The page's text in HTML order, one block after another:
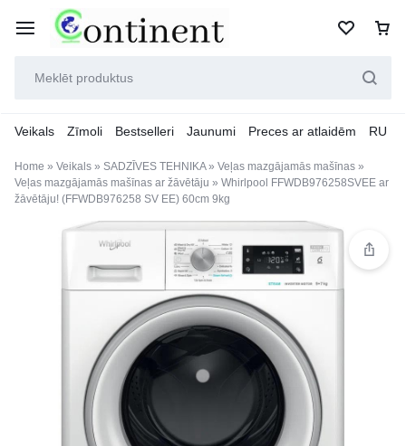
Veikals Zīmoli Bestselleri Jaunumi Preces ar atlaidēm RU
Home » Veikals » SADZĪVES TEHNIKA» Veļas mazgājamās mašīnas »
Veļas mazgājamās mašīnas ar žāvētāju » Whirlpool FFWDB976258SVEE ar
žāvētāju! (FFWDB976258 SV EE) 60cm 9kg